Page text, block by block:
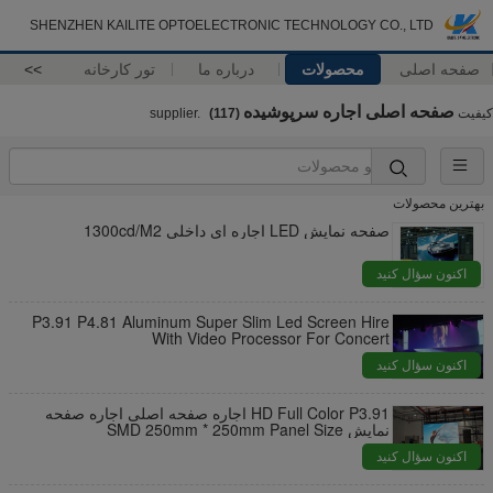
SHENZHEN KAILITE OPTOELECTRONIC TECHNOLOGY CO., LTD
صفحه اصلی محصولات درباره ما تور کارخانه >>
کیفیت صفحه اصلی اجاره سرپوشیده (117)
بهترین محصولات
صفحه نمایش LED اجاره ای داخلی 1300cd/M2
اکنون سؤال کنید
P3.91 P4.81 Aluminum Super Slim Led Screen Hire
With Video Processor For Concert
اکنون سؤال کنید
HD Full Color P3.91 اجاره صفحه اصلی اجاره صفحه
نمایش SMD 250mm * 250mm Panel Size
اکنون سؤال کنید